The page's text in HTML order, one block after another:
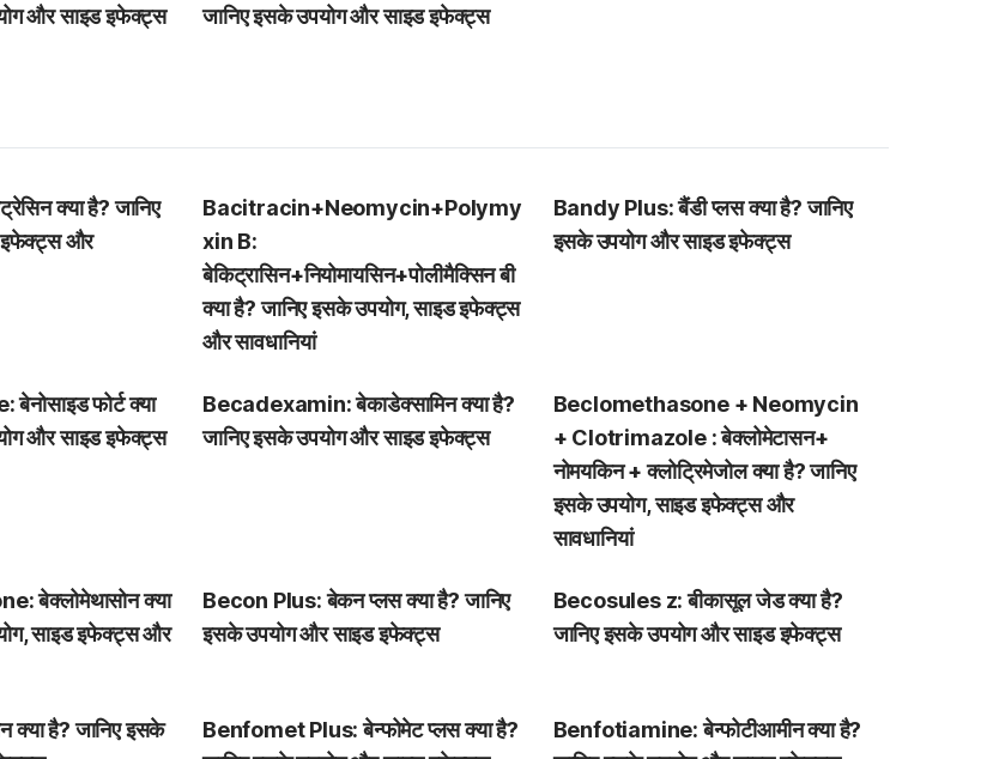
और साइड इफेक्ट्स
जानिए इसके उपयोग और साइड इफेक्ट्स
क्या है? जानिए
इफेक्ट्स और
Bacitracin+Neomycin+Polymy
xin B:
बेकिट्रासिन+नियोमायसिन+पोलीमैक्सिन बी
क्या है? जानिए इसके उपयोग, साइड इफेक्ट्स
और सावधानियां
Bandy Plus: बैंडी प्लस क्या है? जानिए
इसके उपयोग और साइड इफेक्ट्स
फोर्ट क्या
और साइड इफेक्ट्स
Becadexamin: बेकाडेक्सामिन क्या है?
जानिए इसके उपयोग और साइड इफेक्ट्स
Beclomethasone + Neomycin
+ Clotrimazole : बेक्लोमेटासन+
नोमयकिन + क्लोट्रिमेजोल क्या है? जानिए
इसके उपयोग, साइड इफेक्ट्स और
सावधानियां
बेक्लोमेथासोन क्या
साइड इफेक्ट्स और
Becon Plus: बेकन प्लस क्या है? जानिए
इसके उपयोग और साइड इफेक्ट्स
Becosules z: बीकासूल जेड क्या है?
जानिए इसके उपयोग और साइड इफेक्ट्स
क्या है? जानिए इसके
Benfomet Plus: बेन्फोमेट प्लस क्या है?
Benfotiamine: बेन्फोटीआमीन क्या है?